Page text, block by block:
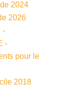
2024
2026
-
-
pour le
2018